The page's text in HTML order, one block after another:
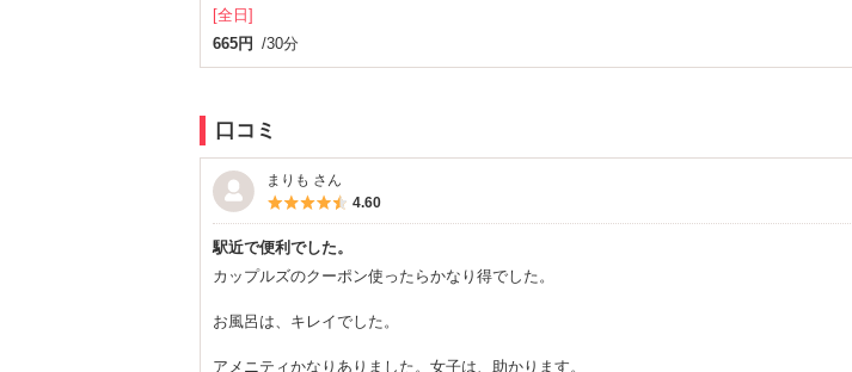
[全日]
665円 /30分
口コミ
まりも さん
5つ星のうち4.5
4.60
駅近で便利でした。
カップルズのクーポン使ったらかなり得でした。
お風呂は、キレイでした。
アメニティかなりありました。女子は、助かります。